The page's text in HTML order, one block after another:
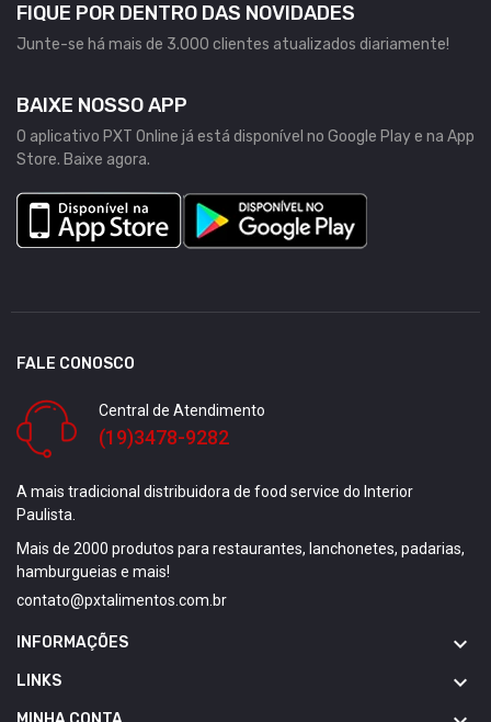
FIQUE POR DENTRO DAS NOVIDADES
Junte-se há mais de 3.000 clientes atualizados diariamente!
BAIXE NOSSO APP
O aplicativo PXT Online já está disponível no Google Play e na App
Store. Baixe agora.
FALE CONOSCO
Central de Atendimento
(19)3478-9282
A mais tradicional distribuidora de food service do Interior
Paulista.
Mais de 2000 produtos para restaurantes, lanchonetes, padarias,
hamburgueias e mais!
contato@pxtalimentos.com.br
INFORMAÇÕES 
LINKS 